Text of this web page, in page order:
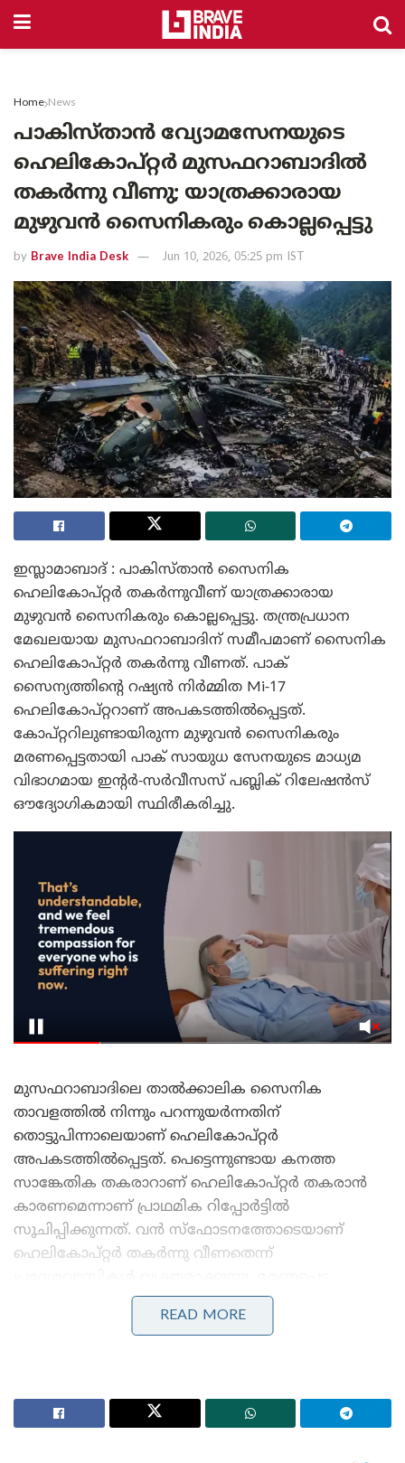
Home News
പാകിസ്താൻ വ്യോമസേനയുടെ
ഹെലികോപ്റ്റർ മുസഫറാബാദിൽ
തകർന്നു വീണു; യാത്രക്കാരായ
മുഴുവൻ സൈനികരും കൊല്ലപ്പെട്ടു
by Brave India Desk Jun 10, 2026, 05:25 pm IST
ഇസ്ലാമാബാദ് : പാകിസ്താൻ സൈനിക
ഹെലികോപ്റ്റർ തകർന്നുവീണ് യാത്രക്കാരായ
മുഴുവൻ സൈനികരും കൊല്ലപ്പെട്ടു. തന്ത്രപ്രധാന
മേഖലയായ മുസഫറാബാദിന് സമീപമാണ് സൈനിക
ഹെലികോപ്റ്റർ തകർന്നു വീണത്. പാക്
സൈന്യത്തിന്റെ റഷ്യൻ നിർമ്മിത Mi-17
ഹെലികോപ്റ്ററാണ് അപകടത്തിൽപ്പെട്ടത്.
കോപ്റ്ററിലുണ്ടായിരുന്ന മുഴുവൻ സൈനികരും
മരണപ്പെട്ടതായി പാക് സായുധ സേനയുടെ മാധ്യമ
വിഭാഗമായ ഇന്റർ-സർവീസസ് പബ്ലിക് റിലേഷൻസ്
ഔദ്യോഗികമായി സ്ഥിരീകരിച്ചു.
മുസഫറാബാദിലെ താൽക്കാലിക സൈനിക
താവളത്തിൽ നിന്നും പറന്നുയർന്നതിന്
തൊട്ടുപിന്നാലെയാണ് ഹെലികോപ്റ്റർ
അപകടത്തിൽപ്പെട്ടത്. പെട്ടെന്നുണ്ടായ കനത്ത
സാങ്കേതിക തകരാറാണ് ഹെലികോപ്റ്റർ തകരാൻ
കാരണമെന്നാണ് പ്രാഥമിക റിപ്പോർട്ടിൽ
സൂചിപ്പിക്കുന്നത്. വൻ സ്ഫോടനത്തോടെയാണ്
ഹെലികോപ്റ്റർ തകർന്നു വീണതെന്ന്
സൈനികരുടെ എണ്ണമോ പേരുവിവരങ്ങളോ നിലവിൽ
പാകിസ്താൻ സൈന്യം പുറത്തുവിട്ടിട്ടില്ല.
എ.ഐ ഉള്ളടക്കങ്ങൾക്ക് കടുത്ത
READ MORE